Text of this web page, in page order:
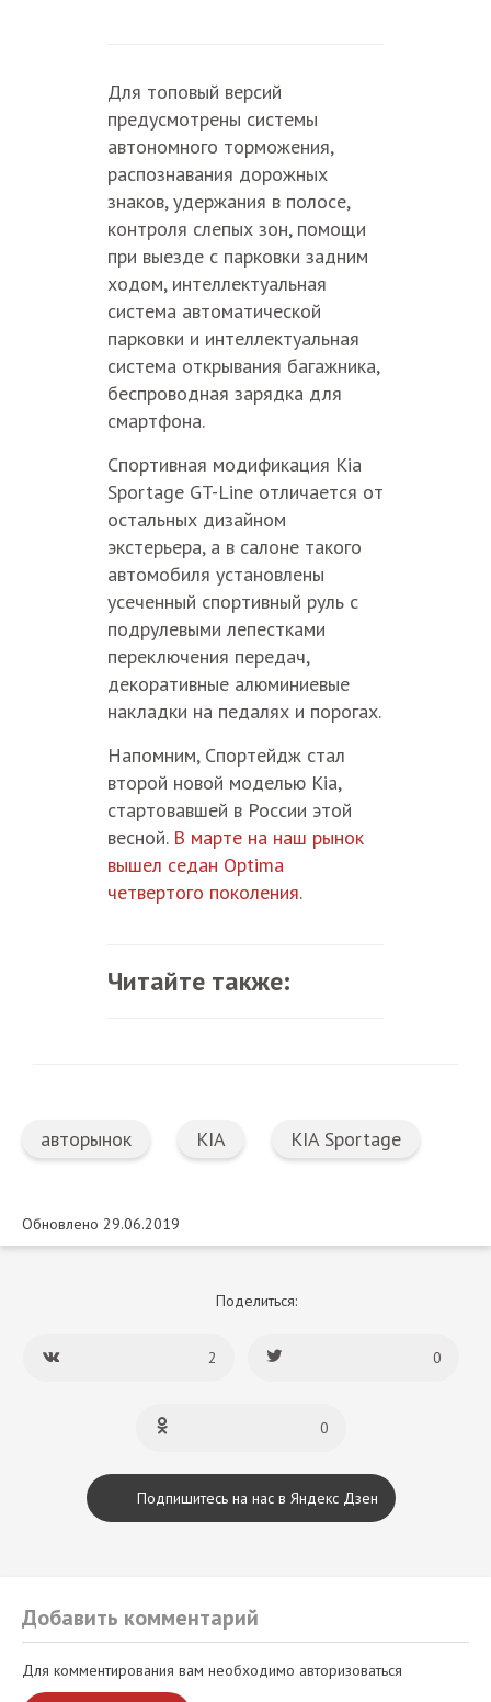
Для топовый версий
предусмотрены системы
автономного торможения,
распознавания дорожных
знаков, удержания в полосе,
контроля слепых зон, помощи
при выезде с парковки задним
ходом, интеллектуальная
система автоматической
парковки и интеллектуальная
система открывания багажника,
беспроводная зарядка для
смартфона.
Спортивная модификация Kia
Sportage GT-Line отличается от
остальных дизайном
экстерьера, а в салоне такого
автомобиля установлены
усеченный спортивный руль с
подрулевыми лепестками
переключения передач,
декоративные алюминиевые
накладки на педалях и порогах.
Напомним, Спортейдж стал
второй новой моделью Kia,
стартовавшей в России этой
весной. В марте на наш рынок
вышел седан Optima
четвертого поколения.
Читайте также:
авторынок KIA KIA Sportage
Обновлено 29.06.2019
Поделиться:
2 0
0
Подпишитесь на нас в Яндекс Дзен
Добавить комментарий
Для комментирования вам необходимо авторизоваться